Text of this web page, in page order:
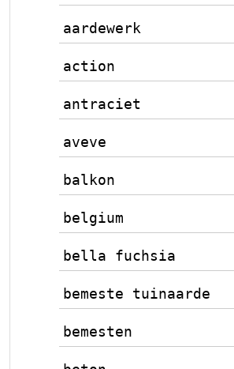
aardewerk
action
antraciet
aveve
balkon
belgium
bella fuchsia
bemeste tuinaarde
bemesten